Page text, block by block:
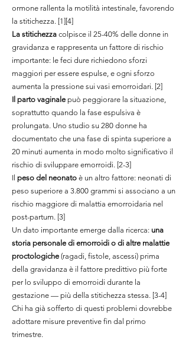
ormone rallenta la motilità intestinale, favorendo
la stitichezza. [1][4]
La stitichezza colpisce il 25-40% delle donne in
gravidanza e rappresenta un fattore di rischio
importante: le feci dure richiedono sforzi
maggiori per essere espulse, e ogni sforzo
aumenta la pressione sui vasi emorroidari. [2]
Il parto vaginale può peggiorare la situazione,
soprattutto quando la fase espulsiva è
prolungata. Uno studio su 280 donne ha
documentato che una fase di spinta superiore a
20 minuti aumenta in modo molto significativo il
rischio di sviluppare emorroidi. [2-3]
Il peso del neonato è un altro fattore: neonati di
peso superiore a 3.800 grammi si associano a un
rischio maggiore di malattia emorroidaria nel
post-partum. [3]
Un dato importante emerge dalla ricerca: una
storia personale di emorroidi o di altre malattie
proctologiche (ragadi, fistole, ascessi) prima
della gravidanza è il fattore predittivo più forte
per lo sviluppo di emorroidi durante la
gestazione — più della stitichezza stessa. [3-4]
Chi ha già sofferto di questi problemi dovrebbe
adottare misure preventive fin dal primo
trimestre.